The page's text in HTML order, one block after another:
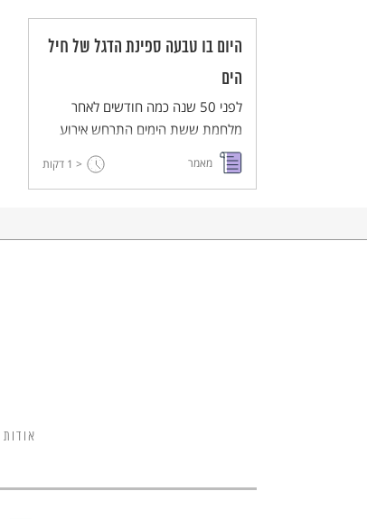
היום בו טבעה ספינת הדגל של חיל
הים
לפני 50 שנה כמה חודשים לאחר
מלחמת ששת הימים התרחש אירוע
שנשכח מהתודעה הישראלית -
טביעתה של אונית חיל הים - אח"י
מאמר < 1 דקות
אודות